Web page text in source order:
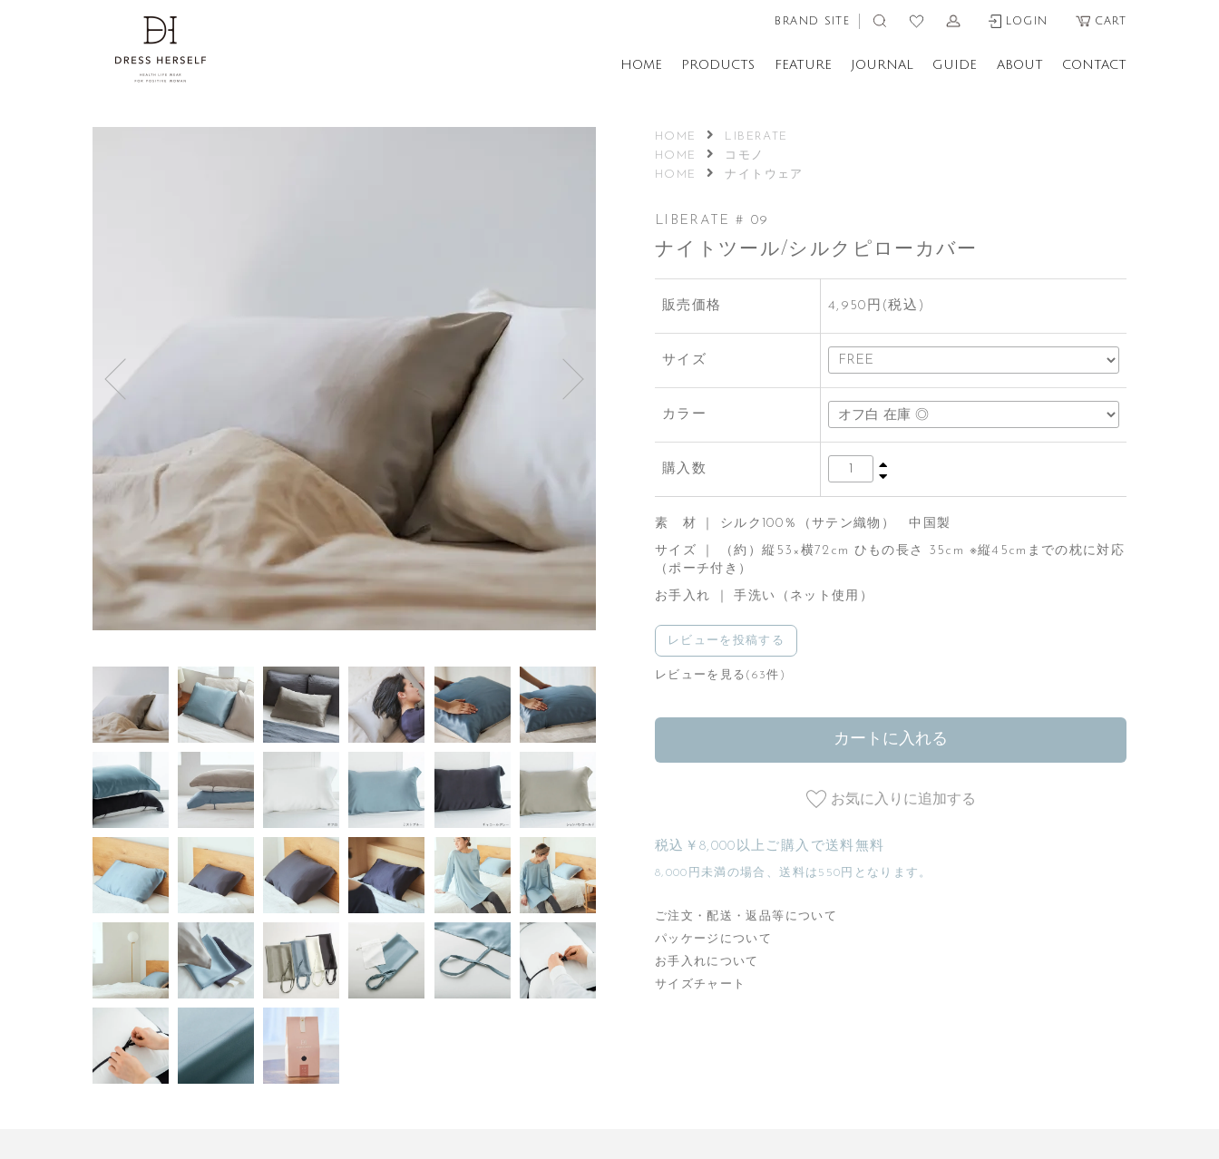
BRAND SITE LOGIN CART
HOME PRODUCTS FEATURE JOURNAL GUIDE ABOUT CONTACT
HOME
LIBERATE
HOME
コモノ
HOME
ナイトウェア
LIBERATE # 09
ナイトツール/シルクピローカバー
販売価格 4,950円(税込)
サイズ
カラー
購入数
素 材 ｜ シルク100％（サテン織物） 中国製
サイズ ｜ （約）縦53×横72cm ひもの長さ 35cm ※縦45cmまでの枕に対応
（ポーチ付き）
お手入れ ｜ 手洗い（ネット使用）
レビューを投稿する
レビューを見る(63件)
カートに入れる
お気に入りに追加する
税込￥8,000以上ご購入で送料無料
8,000円未満の場合、送料は550円となります。
ご注文・配送・返品等について
パッケージについて
お手入れについて
サイズチャート